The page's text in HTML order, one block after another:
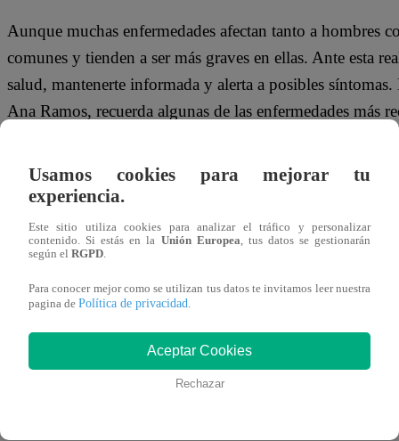
Aunque muchas enfermedades afectan tanto a hombres
comunes y tienden a ser más graves en ellas. Ante esta
salud, mantenerte informada y alerta a posibles
Ana Ramos, recuerda algunas de las enfermedades más
● Cáncer de mama. Cada año, en las Américas, más de
mama, y casi 100 mil fallecen a causa de esta
● Osteoporosis. Es una enfermedad que daña el tejido
provocando que los huesos se vuelven frágiles y
Usamos cookies para mejorar tu
experiencia.
Este sitio utiliza cookies para analizar el tráfico y personalizar
contenido. Si estás en la Unión Europea , tus datos se gestionarán
según el RGPD
Para conocer mejor como se utilizan tus datos te invitamos leer nuestra
pagina de Política de privacidad
Aceptar Cookies
Rechazar